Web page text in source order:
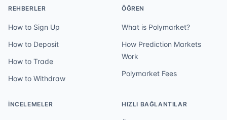
REHBERLER
How to Sign Up
How to Deposit
How to Trade
How to Withdraw
ÖĞREN
What is Polymarket?
How Prediction Markets
Work
Polymarket Fees
İNCELEMELER HIZLI BAĞLANTILAR